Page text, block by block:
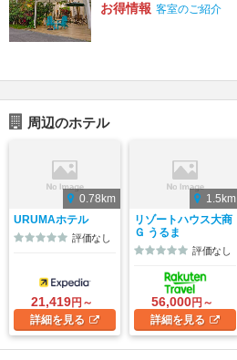
お得情報 客室のご紹介
周辺のホテル
0.78km
URUMAホテル
評価なし
21,419円～
詳細を見る
1.5km
リゾートハウス大商
Ｇ うるま
評価なし
56,000円～
詳細を見る